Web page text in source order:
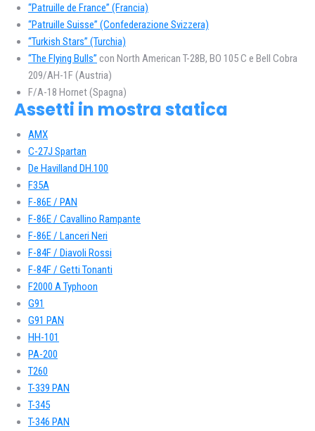
“Patruille de France” (Francia)
“Patruille Suisse” (Confederazione Svizzera)
“Turkish Stars” (Turchia)
“The Flying Bulls” con North American T-28B, BO 105 C e Bell Cobra
209/AH-1F (Austria)
F/A-18 Hornet (Spagna)
Assetti in mostra statica
AMX
C-27J Spartan
De Havilland DH.100
F35A
F-86E / PAN
F-86E / Cavallino Rampante
F-86E / Lanceri Neri
F-84F / Diavoli Rossi
F-84F / Getti Tonanti
F2000 A Typhoon
G91
G91 PAN
HH-101
PA-200
T260
T-339 PAN
T-345
T-346 PAN